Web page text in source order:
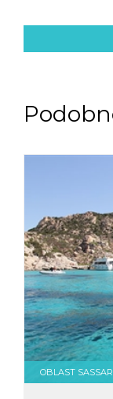
OBLAST